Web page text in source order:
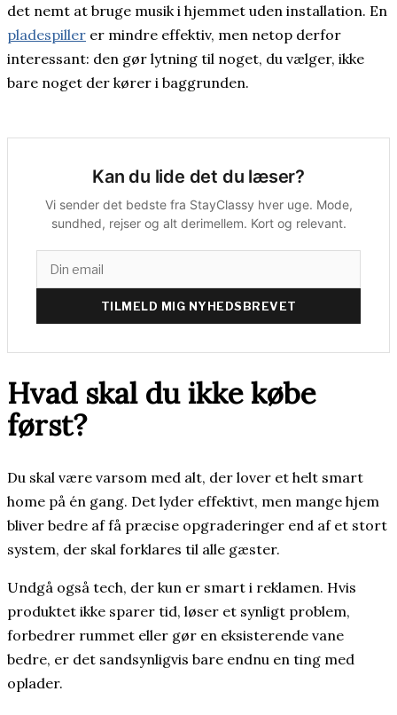
det nemt at bruge musik i hjemmet uden installation. En
pladespiller er mindre effektiv, men netop derfor
interessant: den gør lytning til noget, du vælger, ikke
bare noget der kører i baggrunden.
Kan du lide det du læser?
Vi sender det bedste fra StayClassy hver uge. Mode,
sundhed, rejser og alt derimellem. Kort og relevant.
TILMELD MIG NYHEDSBREVET
Hvad skal du ikke købe
først?
Du skal være varsom med alt, der lover et helt smart
home på én gang. Det lyder effektivt, men mange hjem
bliver bedre af få præcise opgraderinger end af et stort
system, der skal forklares til alle gæster.
Undgå også tech, der kun er smart i reklamen. Hvis
produktet ikke sparer tid, løser et synligt problem,
forbedrer rummet eller gør en eksisterende vane
bedre, er det sandsynligvis bare endnu en ting med
oplader.